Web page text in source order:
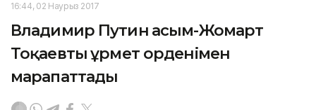
16:44, 02 Наурыз 2017
Владимир Путин Қасым-Жомарт
Тоқаевты Құрмет орденімен
марапаттады